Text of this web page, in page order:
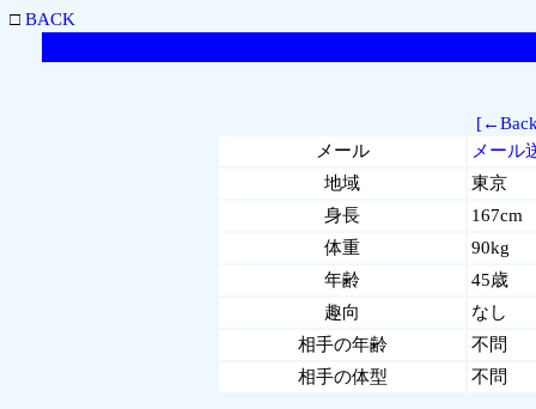
□ BACK
メール
メール
地域
東京
身長
167cm
体重
90kg
年齢
45歳
趣向
なし
相手の年齢
不問
相手の体型
不問